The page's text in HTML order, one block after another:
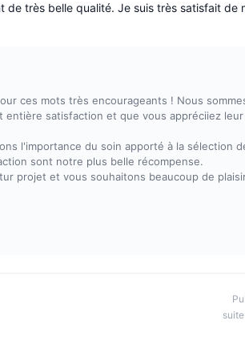
de très belle qualité. Je suis très satisfait de
ces mots très encourageants ! Nous
entière satisfaction et que vous appréciiez
l'importance du soin apporté à la sélection
sont notre plus belle récompense.
projet et vous souhaitons beaucoup de